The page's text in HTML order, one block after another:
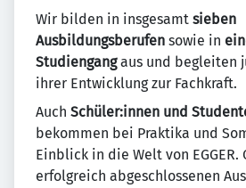
Wir bilden in insgesamt sieben
Ausbildungsberufen sowie in
Studiengangaus und begleiten
ihrer Entwicklung zur Fachkraft.
Auch Schüler:innen und
bekommen bei Praktika und
Einblick in die Welt von EGGER.
erfolgreich abgeschlossenen